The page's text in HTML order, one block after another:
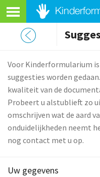
Voor Kinderformularium
suggesties worden
kwaliteit van de
Probeert u alstublieft zo
omschrijven wat de aard
onduidelijkheden neemt
nog contact met u op.
Uw gegevens